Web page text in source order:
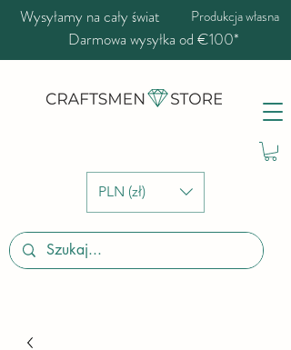
PLN (zł)
Wysyłamy na cały świat Produkcja własna
Darmowa wysyłka od €100*